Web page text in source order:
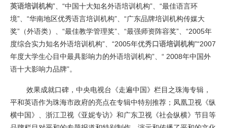
英语培训机构”、“中国十大知名外语培训机构”、“最佳语言环
境”、“华南地区优秀语言培训机构”、“广东品牌培训机构传媒大
奖”（外语类）、“最佳教学管理奖”、“最强师资阵容奖”、“2005年
度综合实力知名外语培训机构”、“2005年优秀口语培训机构”“2007
年度大学生心目中最具影响力的外语培训机构”、“ 2008年中国外
语十大影响力品牌”。
效果成就口碑，中央电视台《走遍中国》栏目之珠海专辑，
平和英语作为珠海市政府的亮点在专辑中特别推荐；凤凰卫视《纵
横中国》、浙江卫视《亚妮专访》和广东卫视《社会纵横》节目等